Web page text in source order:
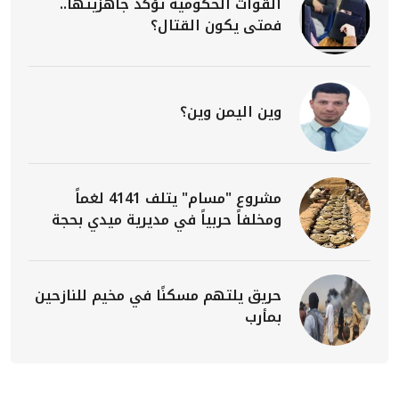
فمتى يكون القتال؟
وين اليمن وين؟
مشروع "مسام" يتلف 4141 لغماً
ومخلفاً حربياً في مديرية ميدي بحجة
حريق يلتهم مسكنًا في مخيم للنازحين
بمأرب